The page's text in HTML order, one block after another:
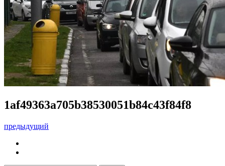
1af49363a705b38530051b84c43f84f8
предыдущий